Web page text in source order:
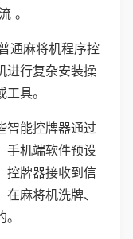
。
通麻将机程序控
进行复杂安装操
具。
智能控牌器通过
手机端软件预设
控牌器接收到信
麻将机洗牌、